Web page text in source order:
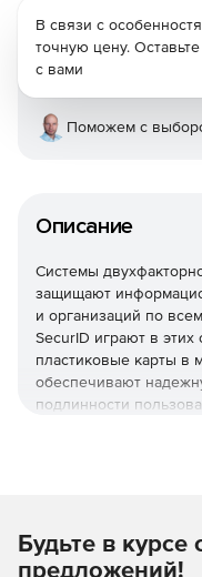
Описание
Системы
защищают
и организаций по
SecurID играют в этих
пластиковые карты в
обеспечивают
подлинности
систем двухфакторной
создают отличные
В связи с
точную цену.
с вами
Поможем с
Будьте в
предложений!